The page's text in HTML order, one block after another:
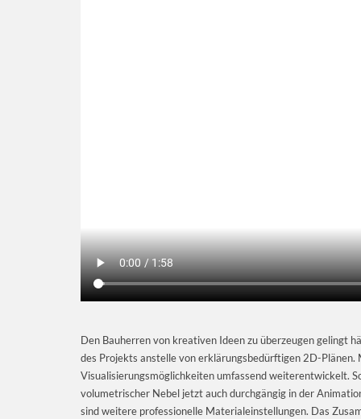
Den Bauherren von kreativen Ideen zu überzeugen gelingt
des Projekts anstelle von erklärungsbedürftigen 2D-
Visualisierungsmöglichkeiten umfassend weiterentwickelt.
volumetrischer Nebel jetzt auch durchgängig in der
sind weitere professionelle Materialeinstellungen. Das